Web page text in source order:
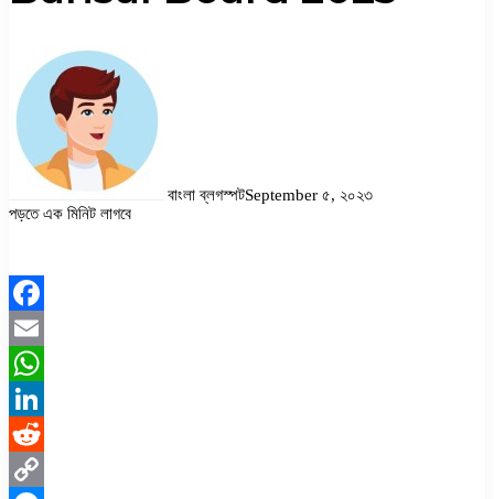
বাংলা ব্লগস্পটSeptember ৫, ২০২৩
পড়তে এক মিনিট লাগবে
Facebook
Email
WhatsApp
LinkedIn
Reddit